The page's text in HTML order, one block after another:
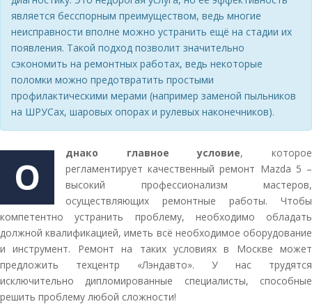
является бесспорным преимуществом, ведь многие
неисправности вполне можно устранить ещё на стадии их
появления. Такой подход позволит значительно
сэкономить на ремонтных работах, ведь некоторые
поломки можно предотвратить простыми
профилактическими мерами (например заменой пыльников
на ШРУСах, шаровых опорах и рулевых наконечников).
О
днако главное условие, которое
регламентирует качественный ремонт Mazda 5 –
высокий профессионализм мастеров,
осуществляющих ремонтные работы. Чтобы
компетентно устранить проблему, необходимо обладать
должной квалификацией, иметь всё необходимое оборудование
и инструмент. Ремонт на таких условиях в Москве может
предложить техцентр «Лэндавто». У нас трудятся
исключительно дипломированные специалисты, способные
решить проблему любой сложности!